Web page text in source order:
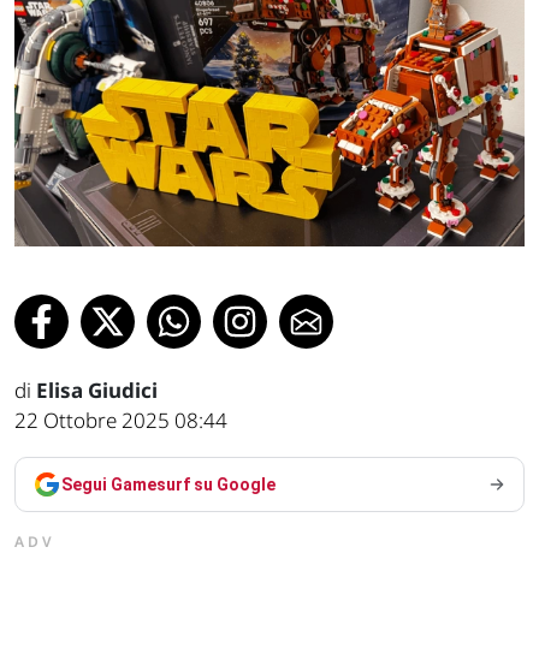
di Elisa Giudici
22 Ottobre 2025 08:44
Segui Gamesurf su Google
ADV